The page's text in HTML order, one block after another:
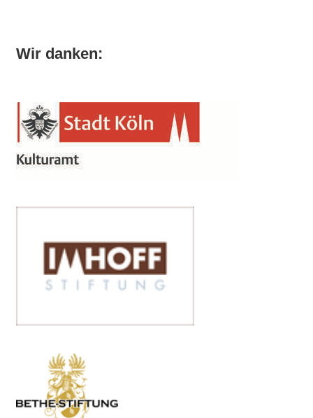
Wir danken: